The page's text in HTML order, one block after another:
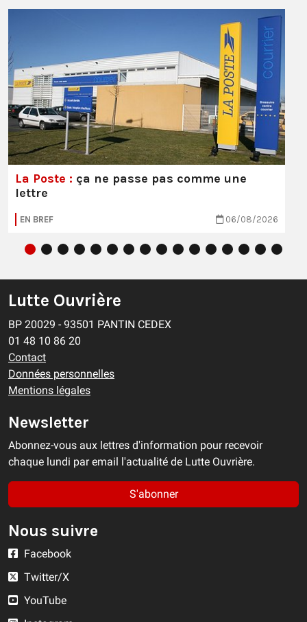
La Poste : ça ne passe pas comme une
lettre
EN BREF 06/08/2026
Lutte Ouvrière
BP 20029 - 93501 PANTIN CEDEX
01 48 10 86 20
Contact
Données personnelles
Mentions légales
Newsletter
Abonnez-vous aux lettres d'information pour recevoir
chaque lundi par email l'actualité de Lutte Ouvrière.
S'abonner
Nous suivre
Facebook
Twitter/X
YouTube